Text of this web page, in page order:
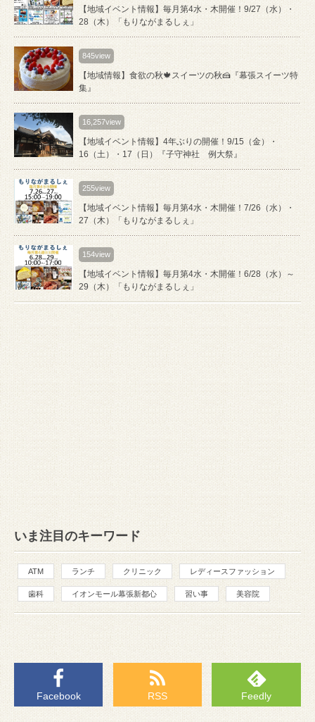
【地域イベント情報】毎月第4水・木開催！9/27（水）・
28（木）「もりながまるしぇ」
845view
【地域情報】食欲の秋🍁スイーツの秋🍰『幕張スイーツ特
集』
16,257view
【地域イベント情報】4年ぶりの開催！9/15（金）・
16（土）・17（日）『子守神社 例大祭』
255view
【地域イベント情報】毎月第4水・木開催！7/26（水）・
27（木）「もりながまるしぇ」
154view
【地域イベント情報】毎月第4水・木開催！6/28（水）～
29（木）「もりながまるしぇ」
いま注目のキーワード
ATM ランチ クリニック レディースファッション
歯科 イオンモール幕張新都心 習い事 美容院
Facebook RSS Feedly